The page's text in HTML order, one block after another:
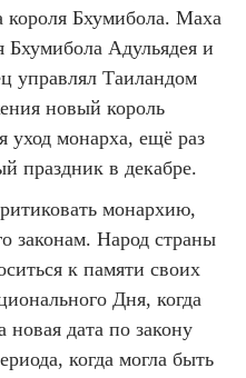
короля Бхумибола. Маха
Адульядея и
управлял Таиландом
новый король
уход монарха, ещё раз
праздник в декабре.
монархию,
законам. Народ страны
к памяти своих
Дня, когда
дата по закону
когда могла быть